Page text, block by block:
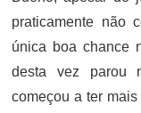
praticamente não
única boa chance
desta vez parou
começou a ter